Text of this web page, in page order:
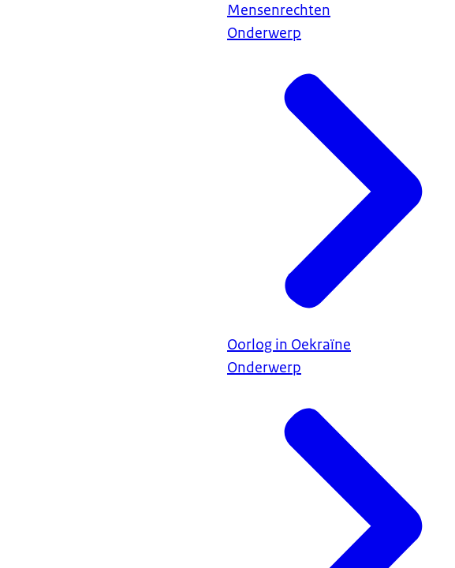
Mensenrechten
Onderwerp
Oorlog in Oekraïne
Onderwerp